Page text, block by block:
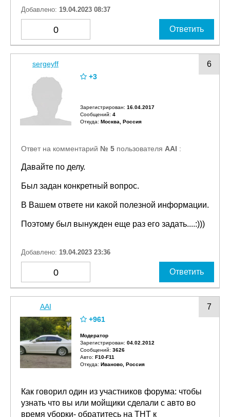
Добавлено: 19.04.2023 08:37
0 Ответить
6
sergeyff
+3
Зарегистрирован: 16.04.2017
Сообщений: 4
Откуда: Москва, Россия
Ответ на комментарий № 5 пользователя AAI :
Давайте по делу.
Был задан конкретный вопрос.
В Вашем ответе ни какой полезной информации.
Поэтому был вынужден еще раз его задать....:)))
Добавлено: 19.04.2023 23:36
0 Ответить
7
AAI
+961
Модератор
Зарегистрирован: 04.02.2012
Сообщений: 3626
Авто: F10-F11
Откуда: Иваново, Россия
Как говорил один из участников форума: чтобы
узнать что вы или мойщики сделали с авто во
время уборки- обратитесь на ТНТ к